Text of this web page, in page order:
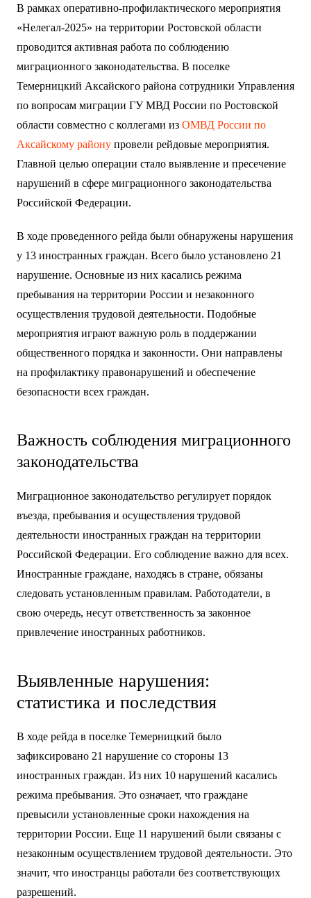
В рамках оперативно-профилактического мероприятия
«Нелегал-2025» на территории Ростовской области
проводится активная работа по соблюдению
миграционного законодательства. В поселке
Темерницкий Аксайского района сотрудники Управления
по вопросам миграции ГУ МВД России по Ростовской
области совместно с коллегами из ОМВД России по
Аксайскому районупровели рейдовые мероприятия.
Главной целью операции стало выявление и пресечение
нарушений в сфере миграционного законодательства
Российской Федерации.
В ходе проведенного рейда были обнаружены нарушения
у 13 иностранных граждан. Всего было установлено 21
нарушение. Основные из них касались режима
пребывания на территории России и незаконного
осуществления трудовой деятельности. Подобные
мероприятия играют важную роль в поддержании
общественного порядка и законности. Они направлены
на профилактику правонарушений и обеспечение
безопасности всех граждан.
Важность соблюдения миграционного
законодательства
Миграционное законодательство регулирует порядок
въезда, пребывания и осуществления трудовой
деятельности иностранных граждан на территории
Российской Федерации. Его соблюдение важно для всех.
Иностранные граждане, находясь в стране, обязаны
следовать установленным правилам. Работодатели, в
свою очередь, несут ответственность за законное
привлечение иностранных работников.
Выявленные нарушения:
статистика и последствия
В ходе рейда в поселке Темерницкий было
зафиксировано 21 нарушение со стороны 13
иностранных граждан. Из них 10 нарушений касались
режима пребывания. Это означает, что граждане
превысили установленные сроки нахождения на
территории России. Еще 11 нарушений были связаны с
незаконным осуществлением трудовой деятельности. Это
значит, что иностранцы работали без соответствующих
разрешений.